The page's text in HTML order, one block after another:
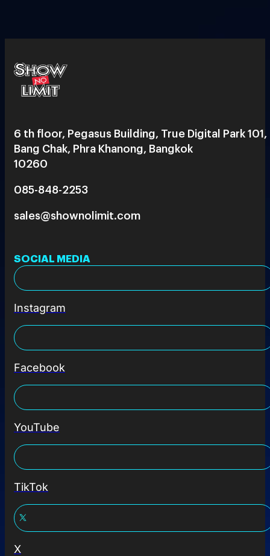
6 th floor, Pegasus Building, True Digital Park 101,
Bang Chak, Phra Khanong, Bangkok
10260
085-848-2253
sales@shownolimit.com
SOCIAL MEDIA
Instagram
Facebook
YouTube
TikTok
X